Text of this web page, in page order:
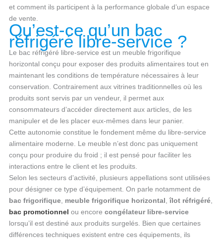
et comment ils participent à la performance globale d’un espace
de vente.
Qu’est-ce qu’un bac
réfrigéré libre-service ?
Le bac réfrigéré libre-service est un meuble frigorifique
horizontal conçu pour exposer des produits alimentaires tout en
maintenant les conditions de température nécessaires à leur
conservation. Contrairement aux vitrines traditionnelles où les
produits sont servis par un vendeur, il permet aux
consommateurs d’accéder directement aux articles, de les
manipuler et de les placer eux-mêmes dans leur panier.
Cette autonomie constitue le fondement même du libre-service
alimentaire moderne. Le meuble n’est donc pas uniquement
conçu pour produire du froid ; il est pensé pour faciliter les
interactions entre le client et les produits.
Selon les secteurs d’activité, plusieurs appellations sont utilisées
pour désigner ce type d’équipement. On parle notamment de
bac frigorifique, meuble frigorifique horizontal ,îlot réfrigéré,
bac promotionnel ou encore congélateur libre-service
lorsqu’il est destiné aux produits surgelés. Bien que certaines
différences techniques existent entre ces équipements, ils